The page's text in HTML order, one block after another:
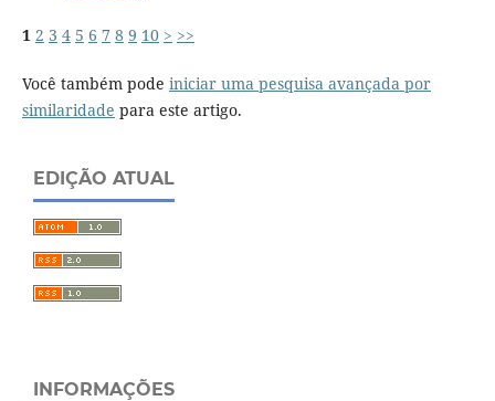
1 2 3 4 5 6 7 8 9 10 > >>
Você também pode iniciar uma pesquisa avançada por
similaridade para este artigo.
EDIÇÃO ATUAL
INFORMAÇÕES